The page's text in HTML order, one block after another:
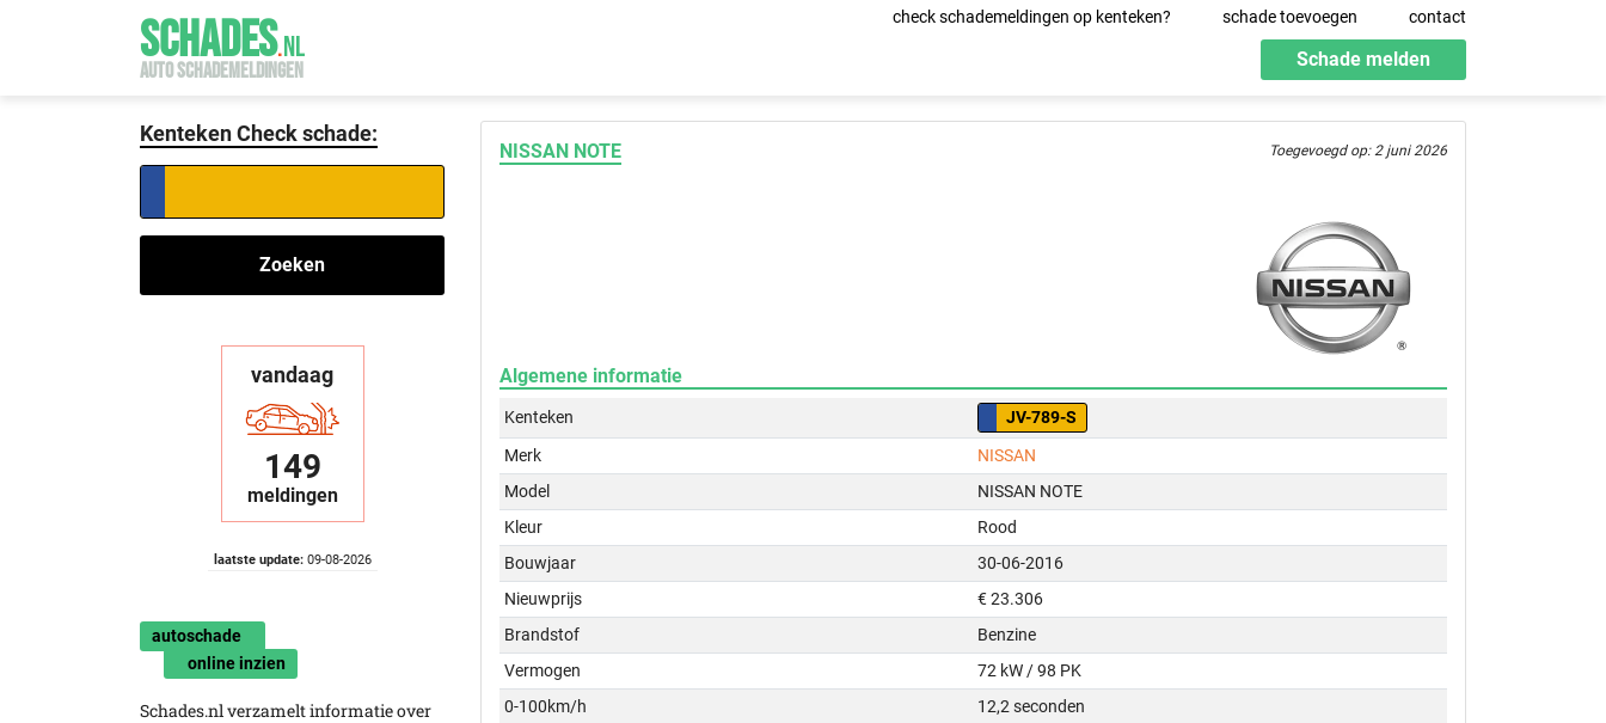
SCHADES.NL
AUTO SCHADEMELDINGEN
check schademeldingen op kenteken? schade toevoegen contact
Schade melden
Kenteken Check schade:
Zoeken
vandaag
149
meldingen
laatste update:09-08-2026
autoschade
online inzien
Schades.nl verzamelt informatie over
NISSAN NOTE Toegevoegd op: 2 juni 2026
Algemene informatie
Kenteken
JV-789-S
Merk
NISSAN
Model
NISSAN NOTE
Kleur
Rood
Bouwjaar
30-06-2016
Nieuwprijs
€ 23.306
Brandstof
Benzine
Vermogen
72 kW / 98 PK
0-100km/h
12,2 seconden